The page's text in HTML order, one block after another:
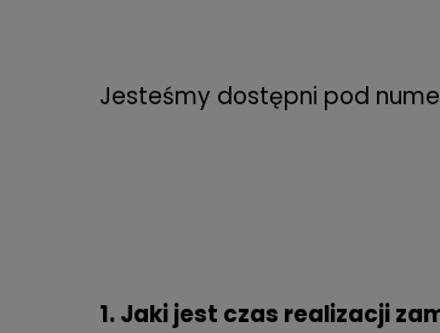
Jesteśmy dostępni pod
1. Jaki jest czas realizacji